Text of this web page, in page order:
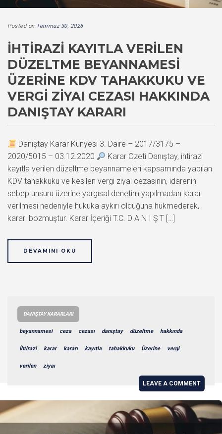
Posted on Temmuz 30, 2026
İHTIRAZI KAYITLA VERILEN
DÜZELTME BEYANNAMESI
ÜZERINE KDV TAHAKKUKU VE
VERGI ZIYAI CEZASI HAKKINDA
DANIŞTAY KARARI
Danıştay Karar Künyesi 3. Daire – 2017/3175 –
2020/5015 – 03.12.2020
Karar Özeti Danıştay, ihtirazi
kayıtla verilen düzeltme beyannameleri kapsamında yapılan
KDV tahakkuku ve kesilen vergi ziyaı cezasının, idarenin
sebep unsuru üzerine yargısal denetim yapılmadan karar
verilmesi nedeniyle hukuka aykırı olduğuna hükmederek,
kararı bozmuştur. Karar İçeriği T.C. D A N I Ş T […]
DEVAMINI OKU
DANIŞTAY KARARLARI
beyannamesi ceza cezası danıştay düzeltme hakkında
İhtirazi karar kararı kayıtla tahakkuku Üzerine vergi
verilen ziyaı
LEAVE A COMMENT